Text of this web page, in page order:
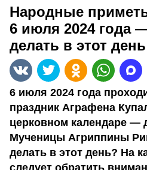
Народные
6 июля 2024 года
делать в этот день
6 июля 2024 года
праздник Аграфена
церковном календаре —
Мученицы Агриппины
делать в этот день? На
следует обратить